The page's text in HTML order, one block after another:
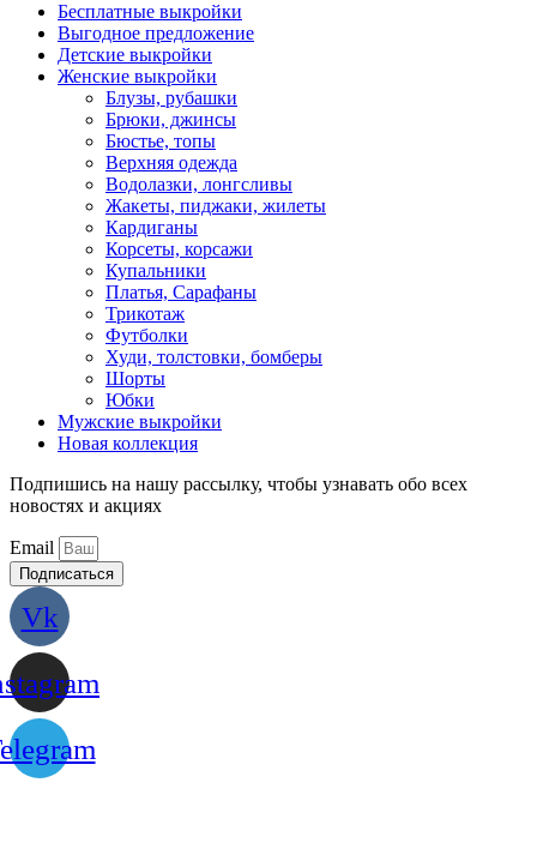
Бесплатные выкройки
Выгодное предложение
Детские выкройки
Женские выкройки
Блузы, рубашки
Брюки, джинсы
Бюстье, топы
Верхняя одежда
Водолазки, лонгсливы
Жакеты, пиджаки, жилеты
Кардиганы
Корсеты, корсажи
Купальники
Платья, Сарафаны
Трикотаж
Футболки
Худи, толстовки, бомберы
Шорты
Юбки
Мужские выкройки
Новая коллекция
Подпишись на нашу рассылку, чтобы узнавать обо всех
новостях и акциях
Email
Подписаться
Vk